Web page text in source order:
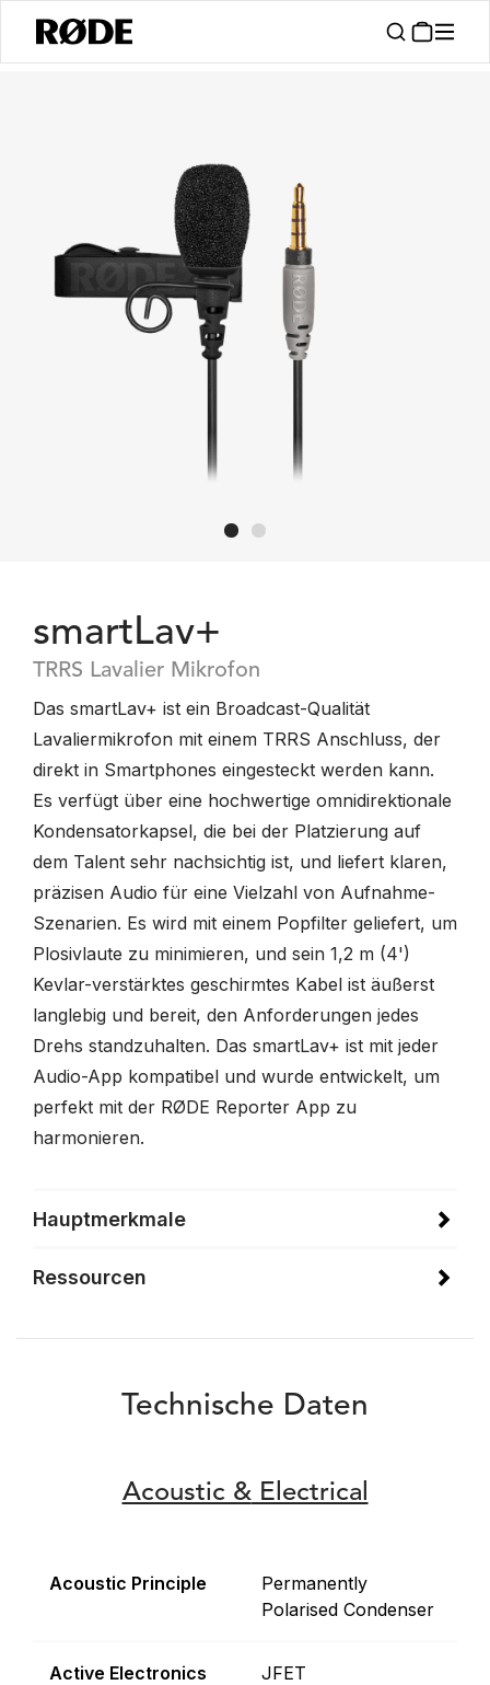
smartLav+
TRRS Lavalier Mikrofon
Das smartLav+ ist ein Broadcast-Qualität
Lavaliermikrofon mit einem TRRS Anschluss, der
direkt in Smartphones eingesteckt werden kann.
Es verfügt über eine hochwertige omnidirektionale
Kondensatorkapsel, die bei der Platzierung auf
dem Talent sehr nachsichtig ist, und liefert klaren,
präzisen Audio für eine Vielzahl von Aufnahme-
Szenarien. Es wird mit einem Popfilter geliefert, um
Plosivlaute zu minimieren, und sein 1,2 m (4')
Kevlar-verstärktes geschirmtes Kabel ist äußerst
langlebig und bereit, den Anforderungen jedes
Drehs standzuhalten. Das smartLav+ ist mit jeder
Audio-App kompatibel und wurde entwickelt, um
perfekt mit der RØDE Reporter App zu
harmonieren.
Hauptmerkmale
Ressourcen
Technische Daten
Acoustic &Electrical
Acoustic Principle
Permanently
Polarised Condenser
Active Electronics JFET